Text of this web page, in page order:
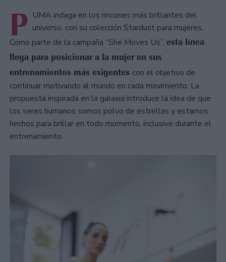
P UMA indaga en los rincones más brillantes del
universo, con su colección Stardust para mujeres.
Como parte de la campaña “She Moves Us”, esta línea
llega para posicionar a la mujer en sus
entrenamientos más exigentes con el objetivo de
continuar motivando al mundo en cada movimiento. La
propuesta inspirada en la galaxia introduce la idea de que
los seres humanos somos polvo de estrellas y estamos
hechos para brillar en todo momento, inclusive durante el
entrenamiento.